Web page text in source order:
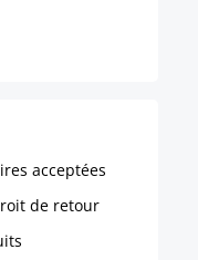
acceptées
de retour